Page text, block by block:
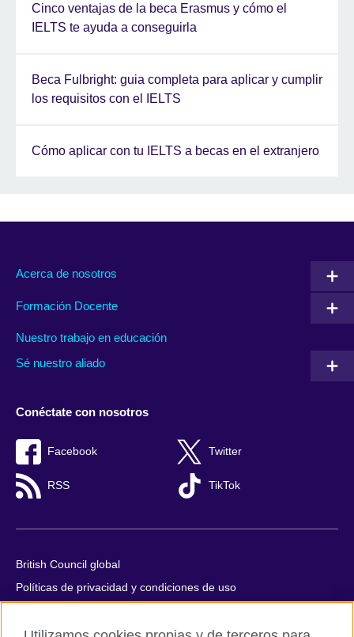
Cinco ventajas de la beca Erasmus y cómo el
IELTS te ayuda a conseguirla
Beca Fulbright: guia completa para aplicar y cumplir
los requisitos con el IELTS
Cómo aplicar con tu IELTS a becas en el extranjero
Acerca de nosotros
Formación Docente
Nuestro trabajo en educación
Sé nuestro aliado
Conéctate con nosotros
Facebook Twitter
RSS TikTok
British Council global
Políticas de privacidad y condiciones de uso
Cookies